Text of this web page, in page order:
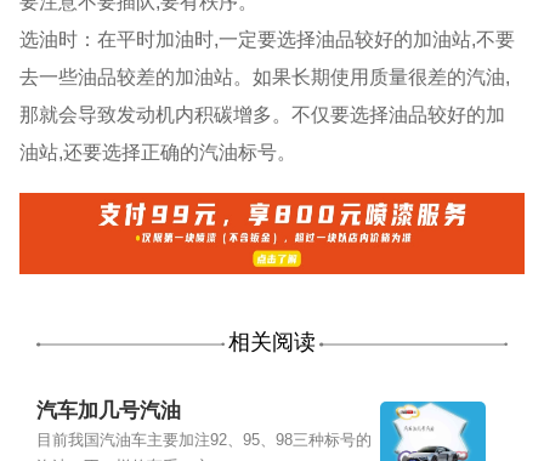
选油时：在平时加油时,一定要选择油品较好的加油站,不要
去一些油品较差的加油站。如果长期使用质量很差的汽油,
那就会导致发动机内积碳增多。不仅要选择油品较好的加
油站,还要选择正确的汽油标号。
相关阅读
汽车加几号汽油
目前我国汽油车主要加注92、95、98三种标号的